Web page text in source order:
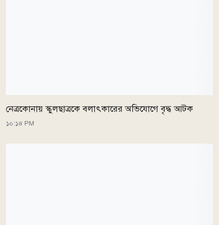
নেত্রকোনায় স্কুলছাত্রকে বলাৎকারের অভিযোগে বৃদ্ধ আটক
১০:১৪ PM